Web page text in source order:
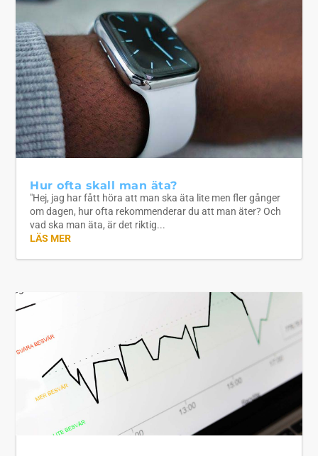
Hur ofta skall man äta?
"Hej, jag har fått höra att man ska äta lite men fler gånger
om dagen, hur ofta rekommenderar du att man äter? Och
vad ska man äta, är det riktig...
LÄS MER